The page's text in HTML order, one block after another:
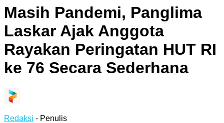
Masih Pandemi, Panglima
Laskar Ajak Anggota
Rayakan Peringatan HUT RI
ke 76 Secara Sederhana
Redaksi - Penulis